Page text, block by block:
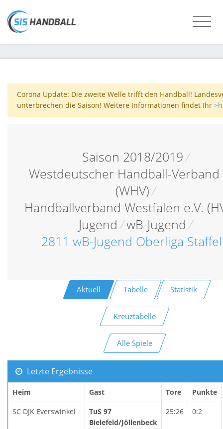
Corona Update: Die zweite Welle trifft den Handball!
unterbrechen die Saison! Weitere Informationen findet Ihr
Saison 2018/2019/
Westdeutscher Handball-Verband
(WHV)/
Handballverband Westfalen e.V.
Jugend /wB-Jugend /
2811 wB-Jugend Oberliga
Aktuell Tabelle Statistik
Kreuztabelle
Alle Spiele
Letzte Ergebnisse
Heim Gast Tore Punkte
SC DJK Everswinkel
TuS 97
Bielefeld/Jöllenbeck
25:26 0:2